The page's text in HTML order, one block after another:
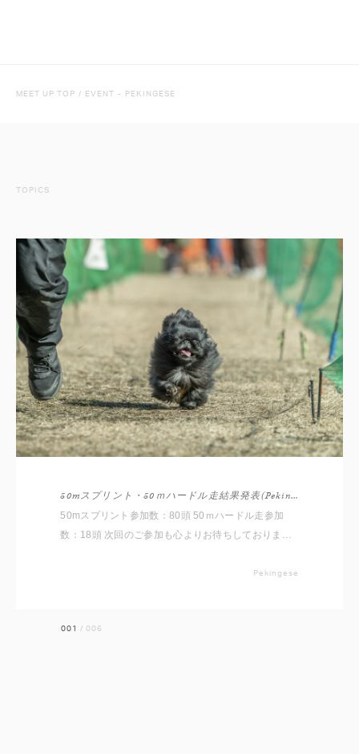
MEET UP TOP / EVENT - PEKINGESE
TOPICS
50mスプリント・50ｍハードル走結果発表(Pekingese)
50mスプリント参加数：80頭 50ｍハードル走参加
数：18頭 次回のご参加も心よりお待ちしておりま
Pekingese
001 /006